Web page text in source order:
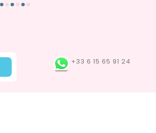
+33 6 15 65 91 24